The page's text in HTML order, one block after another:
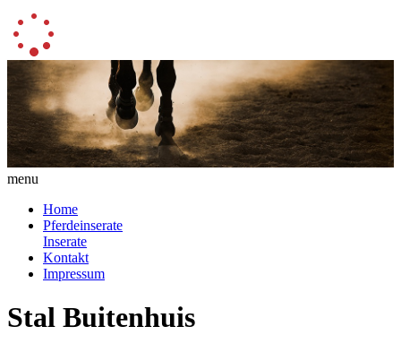
menu
Home
Pferdeinserate
Inserate
Kontakt
Impressum
Stal Buitenhuis